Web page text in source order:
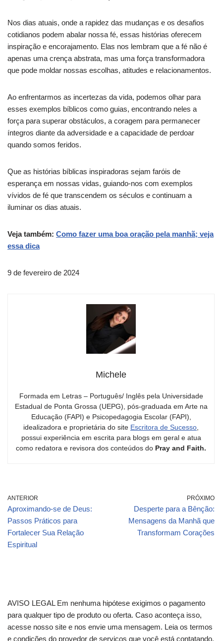
Nos dias atuais, onde a rapidez das mudanças e os desafios
cotidianos podem abalar nossa fé, essas histórias oferecem
inspiração e encorajamento. Elas nos lembram que a fé não é
apenas uma crença abstrata, mas uma força transformadora
que pode moldar nossas escolhas, atitudes e relacionamentos.
Ao enfrentarmos as incertezas da vida, podemos olhar para
esses exemplos bíblicos como guias, encontrando neles a
força para superar obstáculos, a coragem para permanecer
íntegros diante da adversidade e a capacidade de perdoar
quando somos feridos.
Que as histórias bíblicas inspiradoras sejam faróis de
esperança em nossas vidas, guiando-nos com exemplos
vívidos de fé que transcendem os séculos e continuam a
iluminar os dias atuais.
Veja também: Como fazer uma boa oração pela manhã; veja
essa dica
9 de fevereiro de 2024
Michele
Formada em Letras – Português/ Inglês pela Universidade
Estadual de Ponta Grossa (UEPG), pós-graduada em Arte na
Educação (FAPI) e Psicopedagogia Escolar (FAPI),
idealizadora e proprietária do site Escritora de Sucesso
possui experiência em escrita para blogs em geral e atua
como redatora e revisora dos conteúdos do Pray and Faith.
ANTERIOR
Aproximando-se de Deus:
Passos Práticos para
Fortalecer Sua Relação
Espiritual
PRÓXIMO
Desperte para a Bênção:
Mensagens da Manhã que
Transformam Corações
AVISO LEGAL Em nenhuma hipótese exigimos o pagamento
para qualquer tipo de produto ou oferta. Caso aconteça isso,
acesse nosso site e nos envie uma mensagem. Leia os termos
e condições do provedor de serviços que você está contatando.